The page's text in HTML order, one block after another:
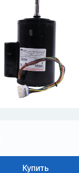
Купить